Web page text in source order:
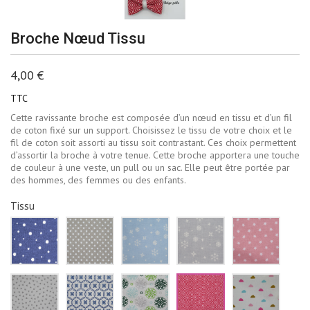
Broche Nœud Tissu
4,00 €
TTC
Cette ravissante broche est composée d’un nœud en tissu et d’un fil
de coton fixé sur un support. Choisissez le tissu de votre choix et le
fil de coton soit assorti au tissu soit contrastant. Ces choix permettent
d’assortir la broche à votre tenue. Cette broche apportera une touche
de couleur à une veste, un pull ou un sac. Elle peut être portée par
des hommes, des femmes ou des enfants.
Tissu
Bleu
marine
pois
blancs
Beige
pois
blancs
flocons
neige
blancs
Gris
pâle
flocons
neige
blancs
étoiles
Blanc
triangles
gris
Blanc
fleurs
bleu
Blanc
fleur
vertes
Rouge
losanges
blancs